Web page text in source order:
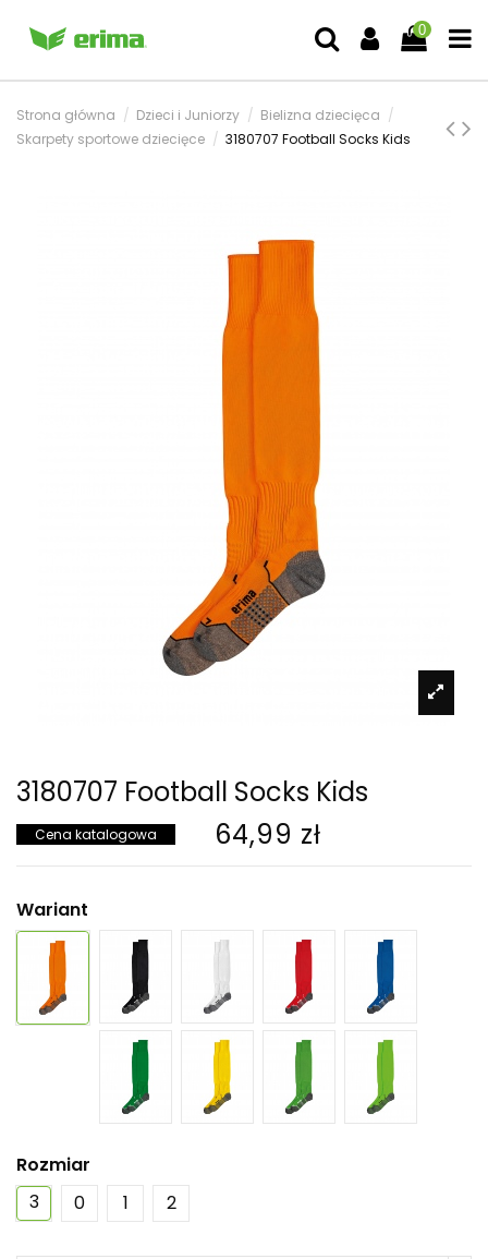
0
Strona główna Dzieci i Juniorzy
Bielizna dziecięca
Skarpety sportowe dziecięce
3180707 Football Socks Kids
3180707 Football Socks Kids
Cena katalogowa 64,99 zł
Wariant
Rozmiar
3
0 1 2